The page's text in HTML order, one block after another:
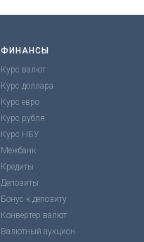
ФИНАНСЫ
Курс валют
Курс доллара
Курс евро
Курс рубля
Курс НБУ
Межбанк
Кредиты
Депозиты
Бонус к депозиту
Конвертер валют
Валютный аукцион